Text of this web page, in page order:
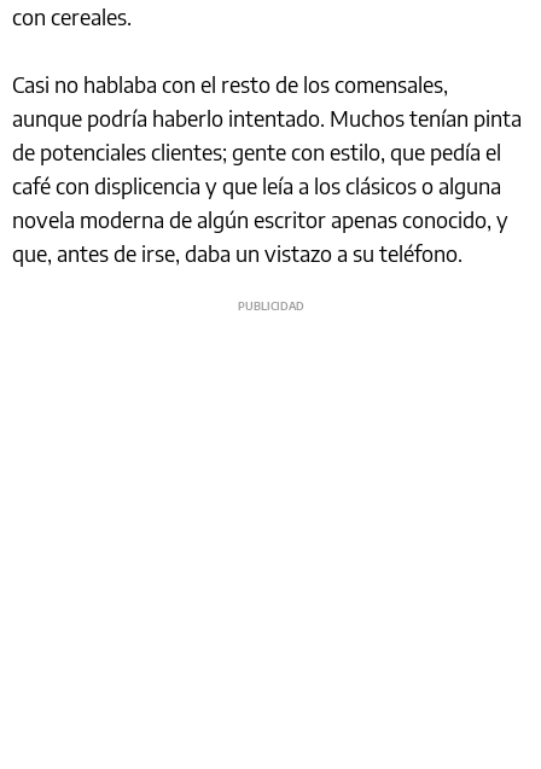
con cereales.
Casi no hablaba con el resto de los comensales,
aunque podría haberlo intentado. Muchos tenían pinta
de potenciales clientes; gente con estilo, que pedía el
café con displicencia y que leía a los clásicos o alguna
novela moderna de algún escritor apenas conocido, y
que, antes de irse, daba un vistazo a su teléfono.